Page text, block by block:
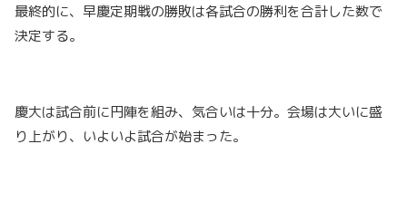
最終的に、早慶定期戦の勝敗は各試合の勝利を合計した数で
決定する。
慶大は試合前に円陣を組み、気合いは十分。会場は大いに盛
り上がり、いよいよ試合が始まった。